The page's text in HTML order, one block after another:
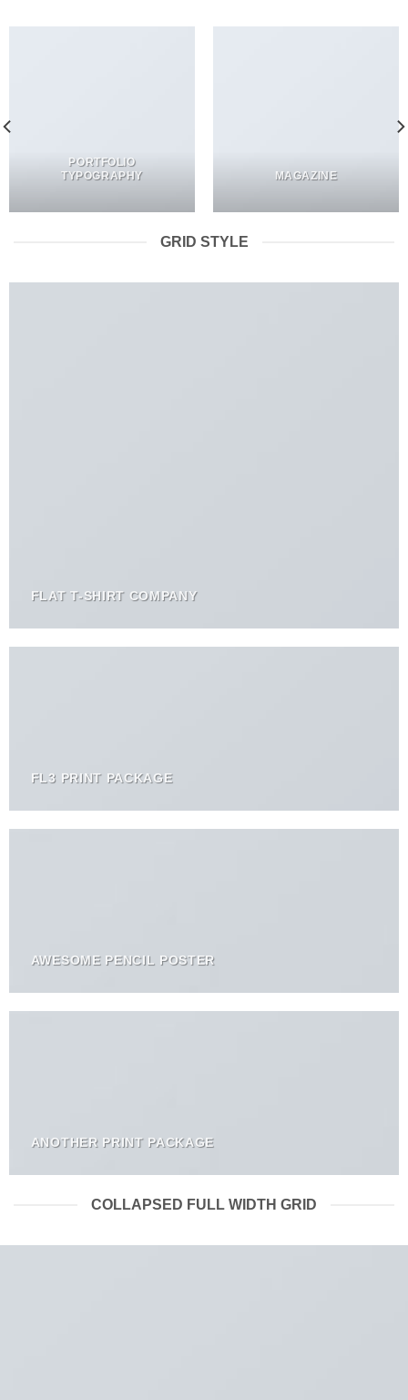
PORTFOLIO
TYPOGRAPHY
MAGAZINE
GRID STYLE
FLAT T-SHIRT COMPANY
FL3 PRINT PACKAGE
AWESOME PENCIL POSTER
ANOTHER PRINT PACKAGE
COLLAPSED FULL WIDTH GRID